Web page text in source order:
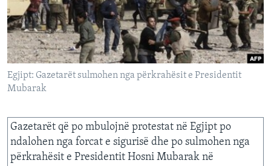
INTERVISTA
DITARI
Egjipt: Gazetarët sulmohen nga përkrahësit e Presidentit
Mubarak
Gazetarët që po mbulojnë protestat në Egjipt po
ndalohen nga forcat e sigurisë dhe po sulmohen nga
përkrahësit e Presidentit Hosni Mubarak në